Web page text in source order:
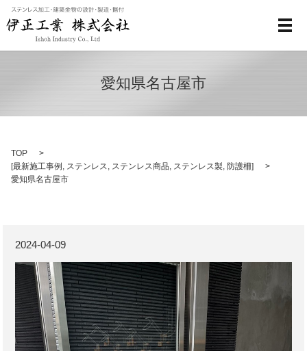
メ
愛知県名古屋市
TOP
[最新施工事例 , ステンレス, ステンレス商品, ステンレス製, 防護柵]
愛知県名古屋市
2024-04-09